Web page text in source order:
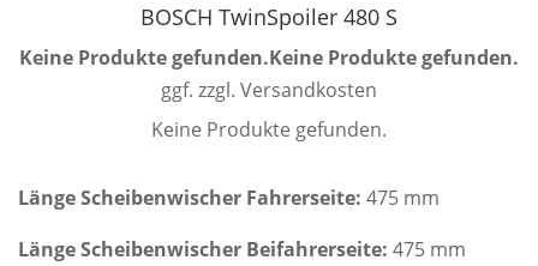
BOSCH TwinSpoiler 480 S
Keine Produkte gefunden.Keine Produkte gefunden.
ggf. zzgl. Versandkosten
Keine Produkte gefunden.
Länge Scheibenwischer Fahrerseite: 475 mm
Länge Scheibenwischer Beifahrerseite: 475 mm